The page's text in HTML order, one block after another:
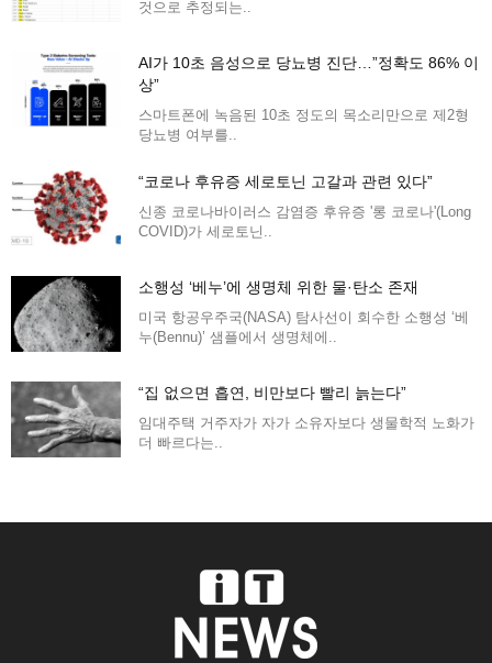
것으로 추정되는..
AI가 10초 음성으로 당뇨병 진단…”정확도 86% 이
상”
스마트폰에 녹음된 10초 정도의 목소리만으로 제2형
당뇨병 여부를..
“코로나 후유증 세로토닌 고갈과 관련 있다”
신종 코로나바이러스 감염증 후유증 '롱 코로나'(Long
COVID)가 세로토닌..
소행성 ‘베누’에 생명체 위한 물·탄소 존재
미국 항공우주국(NASA) 탐사선이 회수한 소행성 ‘베
누(Bennu)’ 샘플에서 생명체에..
“집 없으면 흡연, 비만보다 빨리 늙는다”
임대주택 거주자가 자가 소유자보다 생물학적 노화가
더 빠르다는..